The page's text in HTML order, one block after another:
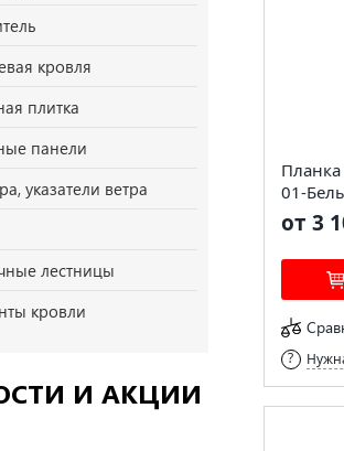
кровля
плитка
панели
указатели ветра
лестницы
кровли
И АКЦИИ
Планка
01-
от 3